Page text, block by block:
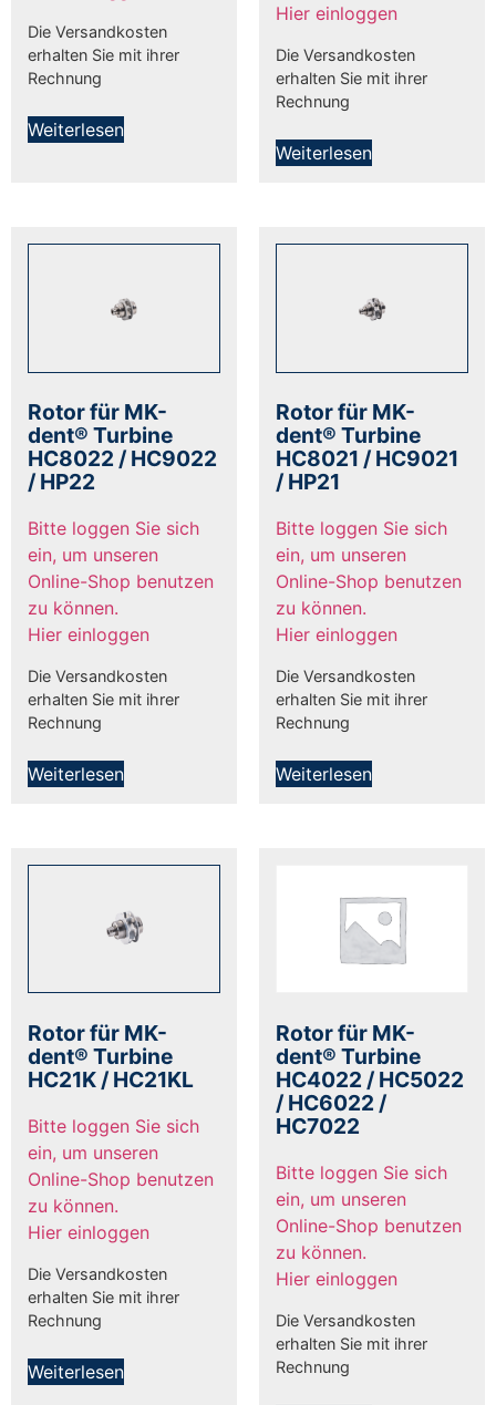
Die Versandkosten
erhalten Sie mit ihrer
Rechnung
Weiterlesen
Hier einloggen
Die Versandkosten
erhalten Sie mit ihrer
Rechnung
Weiterlesen
Rotor für MK-
dent® Turbine
HC8022 / HC9022
/ HP22
Bitte loggen Sie sich
ein, um unseren
Online-Shop benutzen
zu können.
Hier einloggen
Die Versandkosten
erhalten Sie mit ihrer
Rechnung
Weiterlesen
Rotor für MK-
dent® Turbine
HC8021 / HC9021
/ HP21
Bitte loggen Sie sich
ein, um unseren
Online-Shop benutzen
zu können.
Hier einloggen
Die Versandkosten
erhalten Sie mit ihrer
Rechnung
Weiterlesen
Rotor für MK-
dent® Turbine
HC21K / HC21KL
Bitte loggen Sie sich
ein, um unseren
Online-Shop benutzen
zu können.
Hier einloggen
Die Versandkosten
erhalten Sie mit ihrer
Rechnung
Weiterlesen
Rotor für MK-
dent® Turbine
HC4022 / HC5022
/ HC6022 /
HC7022
Bitte loggen Sie sich
ein, um unseren
Online-Shop benutzen
zu können.
Hier einloggen
Die Versandkosten
erhalten Sie mit ihrer
Rechnung